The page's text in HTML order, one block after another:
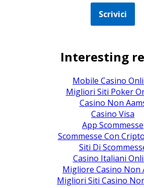
Scrivici
Interesting
Mobile Casino
Migliori Siti Poker
Casino Non
Casino Visa
App Scommesse
Scommesse Con
Siti Di
Casino Italiani
Migliore Casino Non
Migliori Siti Casino